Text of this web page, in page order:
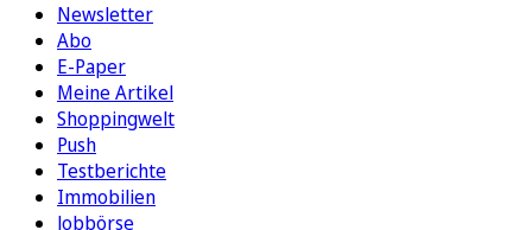
Newsletter
Abo
E-Paper
Meine Artikel
Shoppingwelt
Push
Testberichte
Immobilien
Jobbörse